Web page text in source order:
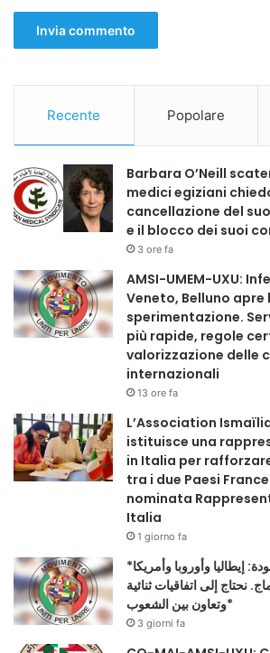
pratiche scientifiche e cliniche •
associazioni, università, ricercatori e
La Federazione Europea della Cultura
Integrata proseguirà il proprio
di contribuire allo sviluppo di una
aperta, collaborativa, umana e orientata
persone.
ORGANIGRAMMA INTERNAZIONALE
#PRESIDENZA
* Foad Aodi – Presidente
* Fabio Burigana – Vicepresidente
* Giada Ying Zhao – Vicepresidente
* Igor Kosuta – Vicepresidente
#COMITATO SCIENTIFICO
* Lucio Sotte – Presidente • Roberto
* Guo Chunbiao – Vicepresidente
* Zhang Jianmin – Vicepresidente
#SEGRETERIA
Recente Popolare
Barbara O’Neill
medici egiziani
cancellazione del
e il blocco dei suoi
3 ore fa
AMSI-UMEM-UXU:
Veneto, Belluno apre
sperimentazione.
più rapide, regole
valorizzazione delle
internazionali
13 ore fa
L’Association
istituisce una
in Italia per
tra i due Paesi
nominata
Italia
1 giorno fa
*سبتة والهجرة، فؤاد عودة: إيطاليا وأوروبا وأمريكا
نحتاج إلى اتفاقيات ثنائية
وتعاون بين الشعوب*
3 giorni fa